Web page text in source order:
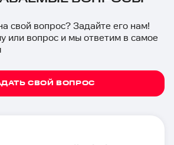
свой вопрос? Задайте его нам!
или вопрос и мы ответим в самое
СВОЙ ВОПРОС